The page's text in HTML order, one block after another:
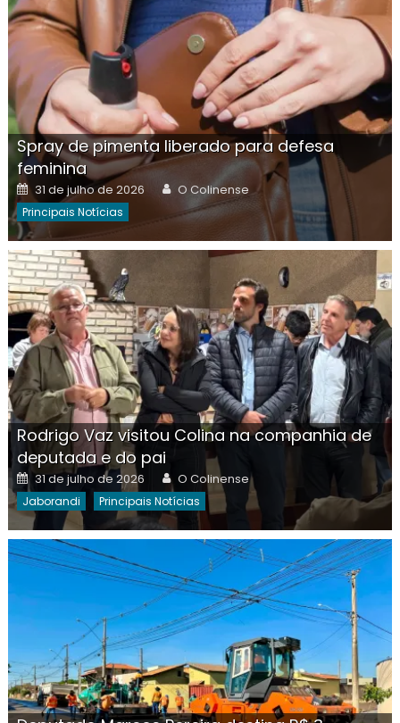
Spray de pimenta liberado para defesa
feminina
Posted
on
31 de julho de 2026 Author
O Colinense
Principais Notícias
Rodrigo Vaz visitou Colina na companhia de
deputada e do pai
Posted
on
31 de julho de 2026 Author
O Colinense
Jaborandi Principais Notícias